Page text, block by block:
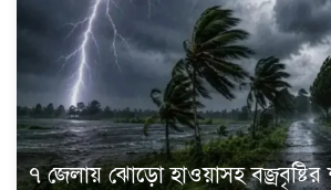
৭ জেলায় ঝোড়ো হাওয়াসহ বজ্রবৃষ্টির